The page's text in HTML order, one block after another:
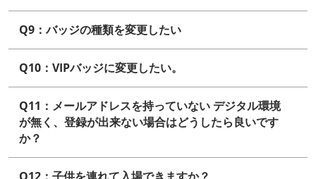
Q9：バッジの種類を変更したい
Q10：VIPバッジに変更したい。
Q11：メールアドレスを持っていない デジタル環境
が無く、登録が出来ない場合はどうしたら良いです
か？